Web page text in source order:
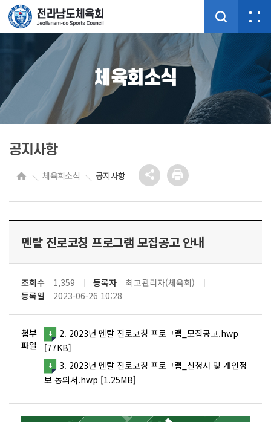
체육회소식
공지사항
체육회소식 공지사항
멘탈 진로코칭 프로그램 모집공고 안내
조회수 1,359 등록자
최고관리자(체육회)
등록일
2023-06-26 10:28
첨부
파일
2. 2023년 멘탈 진로코칭 프로그램_모집공고.hwp
[77KB]
3. 2023년 멘탈 진로코칭 프로그램_신청서 및 개인정
보 동의서.hwp [1.25MB]